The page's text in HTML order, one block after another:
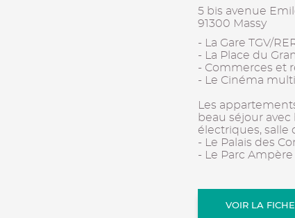
5 bis avenue
91300 Massy
- La Gare TGV/
- La Place du
- Commerces et
- Le Cinéma
Les
beau séjour
électriques, salle
- Le Palais des
- Le Parc Ampère
VOIR LA